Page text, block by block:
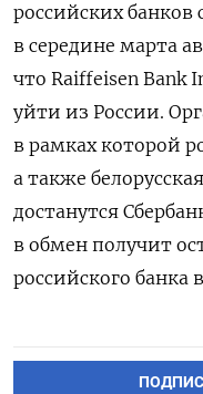
российских
в середине марта
что Raiffeisen Bank
уйти из России.
в рамках которой
а также
достанутся
в обмен получит
российского банка